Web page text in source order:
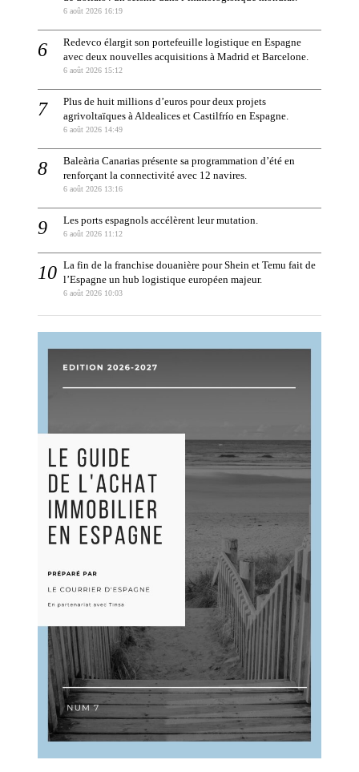
6 août 2026 16:19
Redevco élargit son portefeuille logistique en Espagne
avec deux nouvelles acquisitions à Madrid et Barcelone.
6 août 2026 15:12
Plus de huit millions d’euros pour deux projets
agrivoltaïques à Aldealices et Castilfrío en Espagne.
6 août 2026 14:49
Baleària Canarias présente sa programmation d’été en
renforçant la connectivité avec 12 navires.
6 août 2026 13:16
Les ports espagnols accélèrent leur mutation.
6 août 2026 11:12
La fin de la franchise douanière pour Shein et Temu fait de
l’Espagne un hub logistique européen majeur.
6 août 2026 10:03